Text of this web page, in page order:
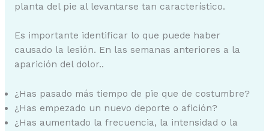
planta del pie al levantarse tan característico.
Es importante identificar lo que puede haber
causado la lesión. En las semanas anteriores a la
aparición del dolor..
¿Has pasado más tiempo de pie que de costumbre?
¿Has empezado un nuevo deporte o afición?
¿Has aumentado la frecuencia, la intensidad o la